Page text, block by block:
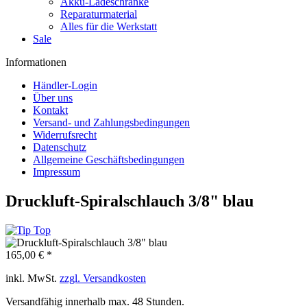
Reparaturmaterial
Alles für die Werkstatt
Sale
Informationen
Händler-Login
Über uns
Kontakt
Versand- und Zahlungsbedingungen
Widerrufsrecht
Datenschutz
Allgemeine Geschäftsbedingungen
Impressum
Druckluft-Spiralschlauch 3/8" blau
165,00 € *
inkl. MwSt. zzgl. Versandkosten
Versandfähig innerhalb max. 48 Stunden.